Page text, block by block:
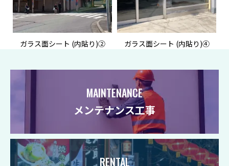
ガラス面シート (内貼り)② ガラス面シート (内貼り)④
MAINTENANCE
メンテナンス工事
RENTAL